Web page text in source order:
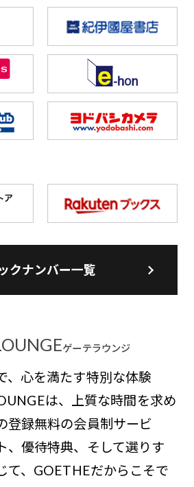
クナンバー一覧
ゲーテラウンジ
、心を満たす特別な体験
は、上質な時間を求め
登録無料の会員制サービ
、優待特典、そして選りす
て、GOETHEだからこそで